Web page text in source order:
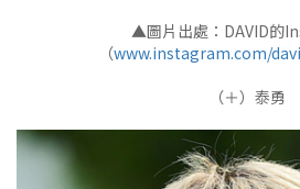
▲圖片出處：DAVID的
（www.instagram.com/
（＋）泰勇